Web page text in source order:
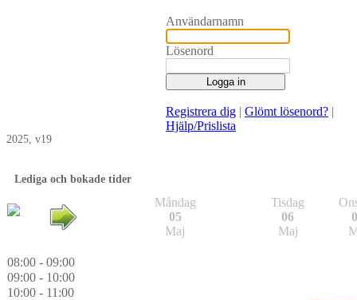
Användarnamn
Lösenord
Registrera dig | Glömt lösenord? |
Hjälp/Prislista
2025, v19
Lediga och bokade tider
Måndag
05
Maj
Tisdag
06
Maj
08:00 - 09:00
09:00 - 10:00
10:00 - 11:00